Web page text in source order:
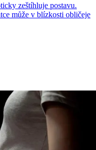
zeštíhluje postavu.
může v blízkosti obličeje